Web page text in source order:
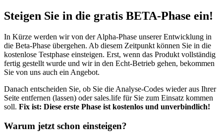
Steigen Sie in die gratis BETA-Phase ein!
In Kürze werden wir von der Alpha-Phase unserer Entwicklung in
die Beta-Phase übergehen. Ab diesem Zeitpunkt können Sie in die
kostenlose Testphase einsteigen. Erst, wenn das Produkt vollständig
fertig gestellt wurde und wir in den Echt-Betrieb gehen, bekommen
Sie von uns auch ein Angebot.
Danach entscheiden Sie, ob Sie die Analyse-Codes wieder aus Ihrer
Seite entfernen (lassen) oder sales.life für Sie zum Einsatz kommen
soll. Fix ist: Diese erste Phase ist kostenlos und unverbindlich!
Warum jetzt schon einsteigen?